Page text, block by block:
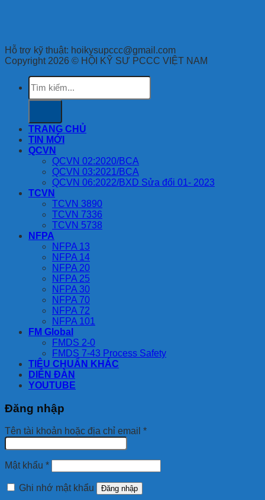
Hỗ trợ kỹ thuật: hoikysupccc@gmail.com
Copyright 2026 © HỘI KỸ SƯ PCCC VIỆT NAM
Tìm
kiếm:
TRANG CHỦ
TIN MỚI
QCVN
QCVN 02:2020/BCA
QCVN 03:2021/BCA
QCVN 06:2022/BXD Sửa đổi 01- 2023
TCVN
TCVN 3890
TCVN 7336
TCVN 5738
NFPA
NFPA 13
NFPA 14
NFPA 20
NFPA 25
NFPA 30
NFPA 70
NFPA 72
NFPA 101
FM Global
FMDS 2-0
FMDS 7-43 Process Safety
TIÊU CHUẨN KHÁC
DIỄN ĐÀN
YOUTUBE
Đăng nhập
Tên tài khoản hoặc địa chỉ email *Bắt
Mật khẩu *Bắt
buộc
Ghi nhớ mật khẩu
Đăng nhập